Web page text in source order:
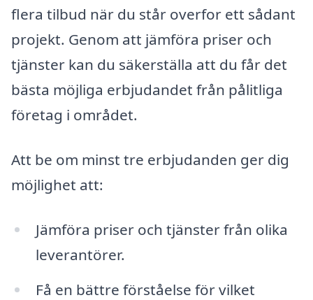
flera tilbud när du står overfor ett sådant
projekt. Genom att jämföra priser och
tjänster kan du säkerställa att du får det
bästa möjliga erbjudandet från pålitliga
företag i området.
Att be om minst tre erbjudanden ger dig
möjlighet att:
Jämföra priser och tjänster från olika
leverantörer.
Få en bättre förståelse för vilket